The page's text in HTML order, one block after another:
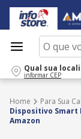
O que
Qual sua
informar CEP
Para Sua
Dispositivo Smart
Amazon